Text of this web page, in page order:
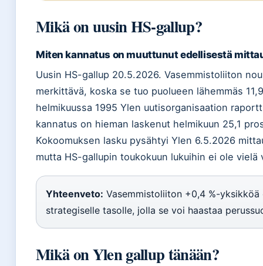
Mikä on uusin HS-gallup?
Miten kannatus on muuttunut edellisestä
Uusin HS-gallup 20.5.2026. Vasemmistoliiton
merkittävä, koska se tuo puolueen lähemmäs
helmikuussa 1995 Ylen uutisorganisaation
kannatus on hieman laskenut helmikuun 25,1
Kokoomuksen lasku pysähtyi Ylen 6.5.2026
mutta HS-gallupin toukokuun lukuihin ei ole
Yhteenveto: Vasemmistoliiton +0,4 %-
strategiselle tasolle, jolla se voi haastaa
Mikä on Ylen gallup tänään?